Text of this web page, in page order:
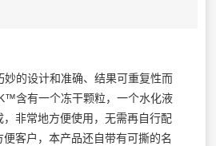
的设计和准确、结果可重复性而
含有一个冻干颗粒，一个水化液
非常地方便使用，无需再自行配
客户，本产品还自带有可撕的名